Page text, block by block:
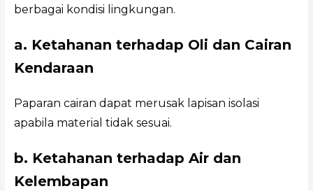
berbagai kondisi lingkungan.
a. Ketahanan terhadap Oli dan Cairan
Kendaraan
Paparan cairan dapat merusak lapisan isolasi
apabila material tidak sesuai.
b. Ketahanan terhadap Air dan
Kelembapan